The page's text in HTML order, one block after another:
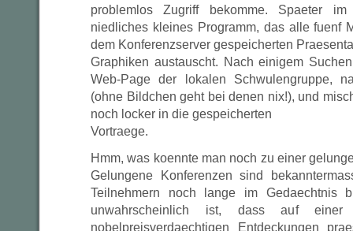
problemlos Zugriff bekomme. Spaeter
niedliches kleines Programm, das alle fuenf
dem Konferenzserver gespeicherten
Graphiken austauscht. Nach einigem
Web-Page der lokalen Schwulengruppe,
(ohne Bildchen geht bei denen nix!), und
noch locker in die gespeicherten
Vortraege.
Hmm, was koennte man noch zu einer
Gelungene Konferenzen sind
Teilnehmern noch lange im Gedaechtnis
unwahrscheinlich ist, dass auf einer
nobelpreisverdaechtigen Entdeckungen